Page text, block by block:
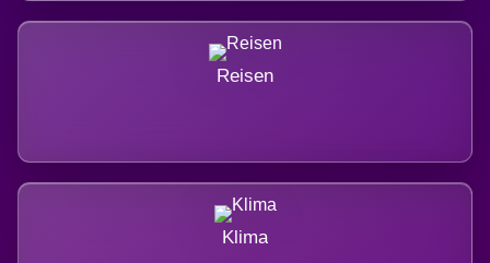
Reisen
Klima